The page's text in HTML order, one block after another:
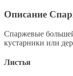
Описание
Спаржевые
кустарники или
Листья